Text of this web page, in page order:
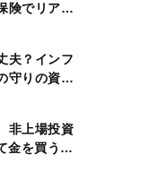
険でリアル
夫？インフ
守りの資産
非上場投資
金を買う人